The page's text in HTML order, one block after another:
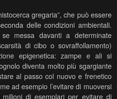
gregaria”, che può essere
delle condizioni ambientali.
messa davanti a determinate
di cibo o sovraffollamento)
epigenetica: zampe e ali si
diventa molto più sgargiante
al passo col nuovo e frenetico
ad esempio l’evitare di muoversi
di esemplari per evitare di